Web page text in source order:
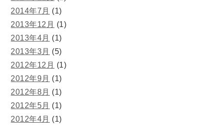
2014年7月 (1)
2013年12月 (1)
2013年4月 (1)
2013年3月 (5)
2012年12月 (1)
2012年9月 (1)
2012年8月 (1)
2012年5月 (1)
2012年4月 (1)